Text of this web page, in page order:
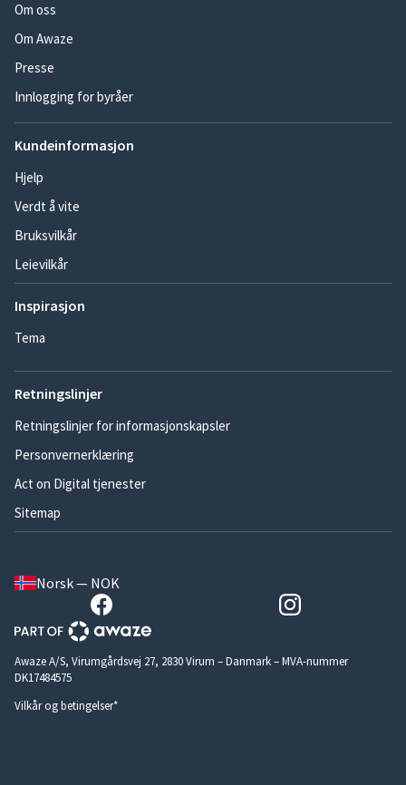
Om oss
Om Awaze
Presse
Innlogging for byråer
Kundeinformasjon
Hjelp
Verdt å vite
Bruksvilkår
Leievilkår
Inspirasjon
Tema
Retningslinjer
Retningslinjer for informasjonskapsler
Personvernerklæring
Act on Digital tjenester
Sitemap
Norsk — NOK
Awaze A/S, Virumgårdsvej 27, 2830 Virum – Danmark – MVA-nummer
DK17484575
Vilkår og betingelser*